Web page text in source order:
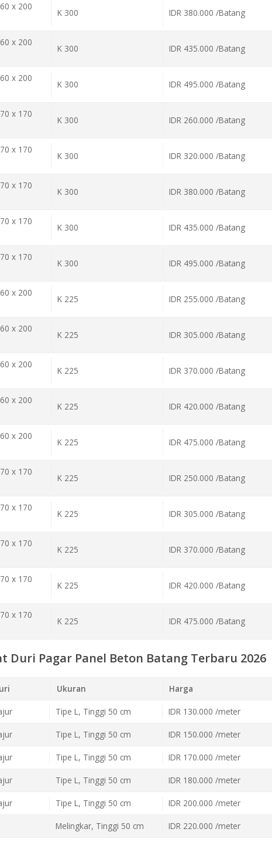
x 200
K 300 IDR 380.000 /Batang
x 200
K 300 IDR 435.000 /Batang
x 200
K 300 IDR 495.000 /Batang
x 170
K 300 IDR 260.000 /Batang
x 170
K 300 IDR 320.000 /Batang
x 170
K 300 IDR 380.000 /Batang
x 170
K 300 IDR 435.000 /Batang
x 170
K 300 IDR 495.000 /Batang
x 200
K 225 IDR 255.000 /Batang
x 200
K 225 IDR 305.000 /Batang
x 200
K 225 IDR 370.000 /Batang
x 200
K 225 IDR 420.000 /Batang
x 200
K 225 IDR 475.000 /Batang
x 170
K 225 IDR 250.000 /Batang
x 170
K 225 IDR 305.000 /Batang
x 170
K 225 IDR 370.000 /Batang
x 170
K 225 IDR 420.000 /Batang
x 170
K 225 IDR 475.000 /Batang
Duri Pagar Panel Beton Batang Terbaru 2026
Ukuran Harga
Tipe L, Tinggi 50 cm IDR 130.000 /meter
Tipe L, Tinggi 50 cm IDR 150.000 /meter
Tipe L, Tinggi 50 cm IDR 170.000 /meter
Tipe L, Tinggi 50 cm IDR 180.000 /meter
Tipe L, Tinggi 50 cm IDR 200.000 /meter
Melingkar, Tinggi 50 cm IDR 220.000 /meter